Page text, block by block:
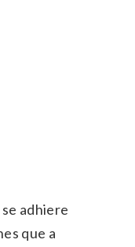
adhiere
que a